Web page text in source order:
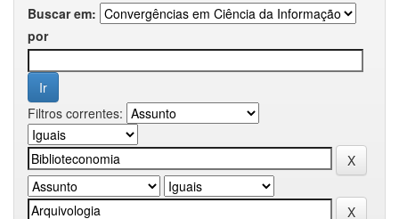
Buscar em:
por
Filtros correntes: